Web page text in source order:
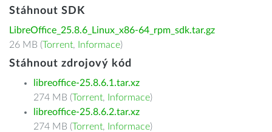
Stáhnout SDK
LibreOffice_25.8.6_Linux_x86-64_rpm_sdk.tar.gz
26 MB (Torrent, Informace)
Stáhnout zdrojový kód
libreoffice-25.8.6.1.tar.xz
274 MB (Torrent, Informace)
libreoffice-25.8.6.2.tar.xz
274 MB (Torrent, Informace)